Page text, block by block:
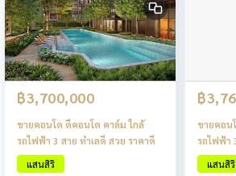
฿3,700,000
ขายคอนโด ดีคอนโด คาล์ม ใกล้
รถไฟฟ้า 3 สาย ทำเลดี สวย ราคาดี
แสนสิริ
฿
ขายคอน
รถไฟฟ้า
แสนสิริ